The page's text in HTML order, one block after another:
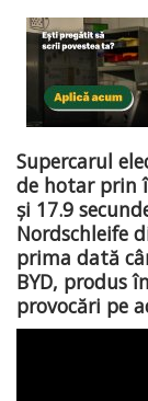
Supercarul
de hotar prin
și 17.9
Nordschleife
prima dată
BYD, produs
provocări pe